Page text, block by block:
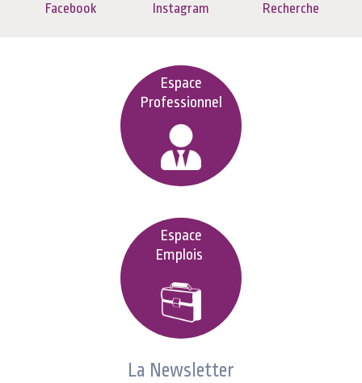
Facebook Instagram Recherche
Espace
Professionnel
Espace
Emplois
La Newsletter